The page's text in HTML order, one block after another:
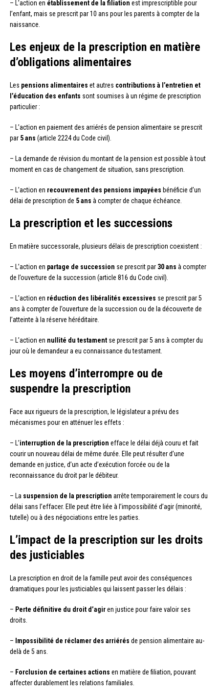
– L’action en établissement de la filiation est imprescriptible pour
l’enfant, mais se prescrit par 10 ans pour les parents à compter de la
naissance.
Les enjeux de la prescription en matière
d’obligations alimentaires
Les pensions alimentaires et autres contributions à l’entretien et
l’éducation des enfants sont soumises à un régime de prescription
particulier :
– L’action en paiement des arriérés de pension alimentaire se prescrit
par 5 ans (article 2224 du Code civil).
– La demande de révision du montant de la pension est possible à tout
moment en cas de changement de situation, sans prescription.
– L’action en recouvrement des pensions impayées bénéficie d’un
délai de prescription de 5 ans à compter de chaque échéance.
La prescription et les successions
En matière successorale, plusieurs délais de prescription coexistent :
– L’action en partage de succession se prescrit par 30 ans à compter
de l’ouverture de la succession (article 816 du Code civil).
– L’action en réduction des libéralités excessives se prescrit par 5
ans à compter de l’ouverture de la succession ou de la découverte de
l’atteinte à la réserve héréditaire.
– L’action en nullité du testament se prescrit par 5 ans à compter du
jour où le demandeur a eu connaissance du testament.
Les moyens d’interrompre ou de
suspendre la prescription
Face aux rigueurs de la prescription, le législateur a prévu des
mécanismes pour en atténuer les effets :
– L’interruption de la prescription efface le délai déjà couru et fait
courir un nouveau délai de même durée. Elle peut résulter d’une
demande en justice, d’un acte d’exécution forcée ou de la
reconnaissance du droit par le débiteur.
– La suspension de la prescription arrête temporairement le cours du
délai sans l’effacer. Elle peut être liée à l’impossibilité d’agir (minorité,
tutelle) ou à des négociations entre les parties.
L’impact de la prescription sur les droits
des justiciables
La prescription en droit de la famille peut avoir des conséquences
dramatiques pour les justiciables qui laissent passer les délais :
– Perte définitive du droit d’agiren justice pour faire valoir ses
droits.
– Impossibilité de réclamer des arriérés de pension alimentaire au-
delà de 5 ans.
– Forclusion de certaines actions en matière de filiation, pouvant
affecter durablement les relations familiales.